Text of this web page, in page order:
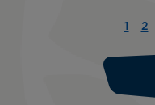
Page
2